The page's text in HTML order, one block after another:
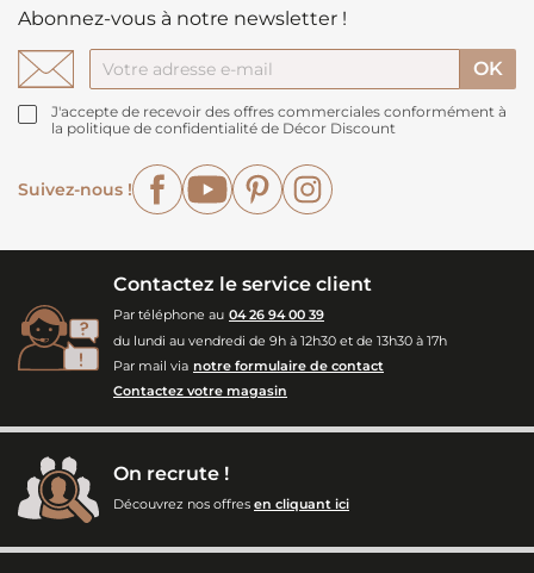
Abonnez-vous à notre newsletter !
J'accepte de recevoir des offres commerciales conformément à
la politique de confidentialité de Décor Discount
Suivez-nous !
FacebookYouTubePinterest
Contactez le service client
Par téléphone au 04 26 94 00 39
du lundi au vendredi de 9h à 12h30 et de 13h30 à 17h
Par mail via notre formulaire de contact
Contactez votre magasin
On recrute !
Découvrez nos offres en cliquant ici